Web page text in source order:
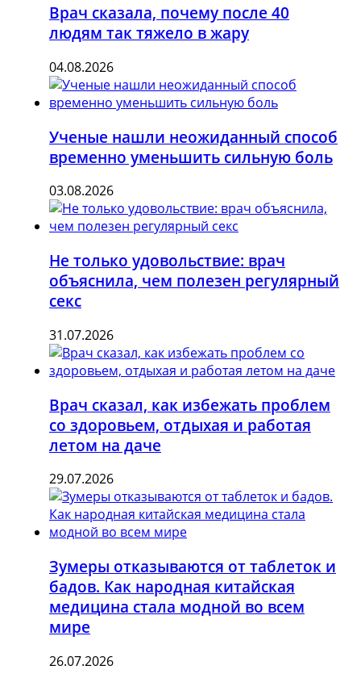
Врач сказала, почему после 40
людям так тяжело в жару
04.08.2026
Ученые нашли неожиданный способ
временно уменьшить сильную боль
03.08.2026
Не только удовольствие: врач
объяснила, чем полезен регулярный
секс
31.07.2026
Врач сказал, как избежать проблем
со здоровьем, отдыхая и работая
летом на даче
29.07.2026
Зумеры отказываются от таблеток и
бадов. Как народная китайская
медицина стала модной во всем
мире
26.07.2026